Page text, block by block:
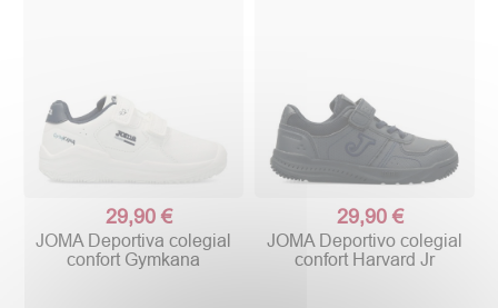
29,90 €
JOMA Deportiva colegial
confort Gymkana
29,90 €
JOMA Deportivo colegial
confort Harvard Jr